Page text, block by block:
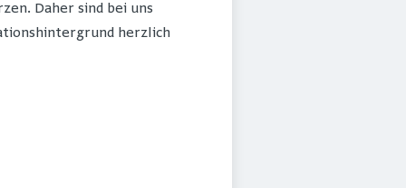
Daher sind bei uns
herzlich